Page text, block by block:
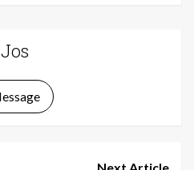
Jos